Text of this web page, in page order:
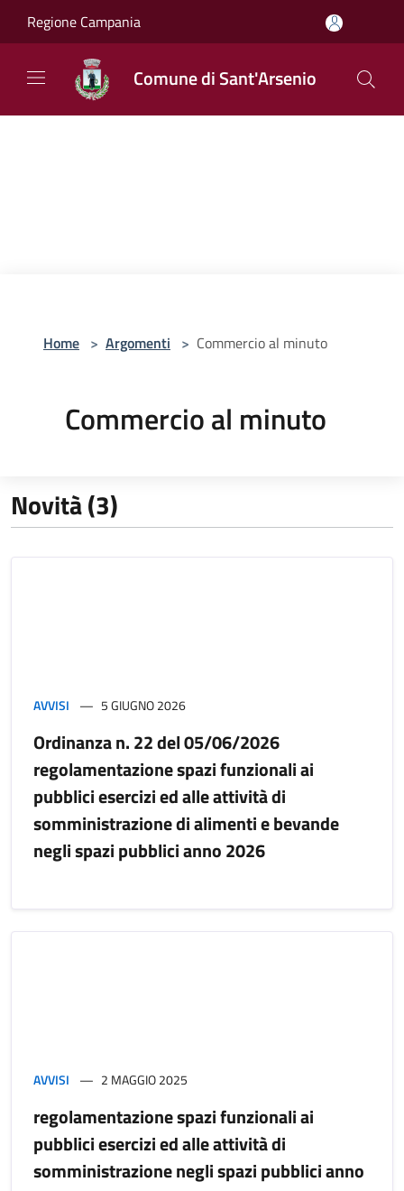
Regione Campania
Comune di Sant'Arsenio
Home > Argomenti > Commercio al minuto
Commercio al minuto
Novità (3)
AVVISI 5 GIUGNO 2026
Ordinanza n. 22 del 05/06/2026
regolamentazione spazi funzionali ai
pubblici esercizi ed alle attività di
somministrazione di alimenti e bevande
negli spazi pubblici anno 2026
AVVISI 2 MAGGIO 2025
regolamentazione spazi funzionali ai
pubblici esercizi ed alle attività di
somministrazione negli spazi pubblici anno